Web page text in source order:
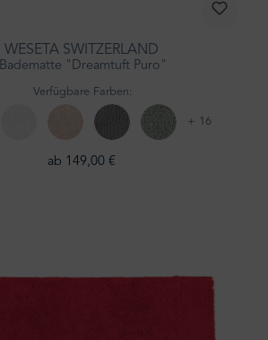
WESETA SWITZERLAND
Badematte "Dreamtuft Puro"
Verfügbare Farben:
+ 16
ab 149,00 €